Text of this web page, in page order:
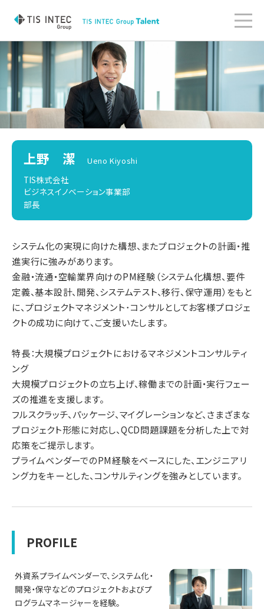
上野 潔 Ueno Kiyoshi
TIS株式会社
ビジネスイノベーション事業部
部長
システム化の実現に向けた構想、またプロジェクトの計画・推
進実行に強みがあります。
金融・流通・空輸業界向けのPM経験（システム化構想、要件
定義、基本設計、開発、システムテスト、移行、保守運用）をもと
に、プロジェクトマネジメント･コンサルとしてお客様プロジェ
クトの成功に向けて、ご支援いたします。
特長：大規模プロジェクトにおけるマネジメントコンサルティ
ング
大規模プロジェクトの立ち上げ、稼働までの計画・実行フェー
ズの推進を支援します。
フルスクラッチ、パッケージ、マイグレーションなど、さまざまな
プロジェクト形態に対応し、QCD問題課題を分析した上で対
応策をご提示します。
プライムベンダーでのPM経験をベースにした、エンジニアリ
ング力をキーとした、コンサルティングを強みとしています。
PROFILE
外資系プライムベンダーで、システム化・
開発・保守などのプロジェクトおよびプ
ログラムマネージャーを経験。